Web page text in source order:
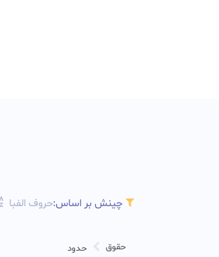
چینش بر اساس:حروف الفبا
حقوق حدود